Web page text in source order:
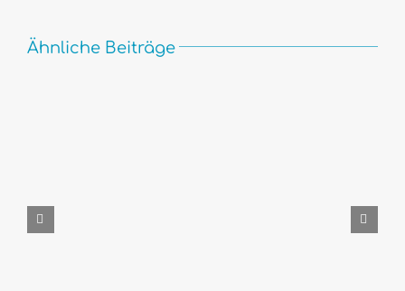
Ähnliche Beiträge